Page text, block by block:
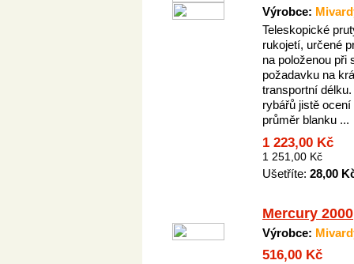
Výrobce:
Teleskopické
rukojetí, určené
na položenou při
požadavku na
transportní
rybářů jistě
průměr blanku ...
1 223,00 Kč
1 251,00 Kč
Ušetříte: 28,00
Mercury 2000
Výrobce:
516,00 Kč